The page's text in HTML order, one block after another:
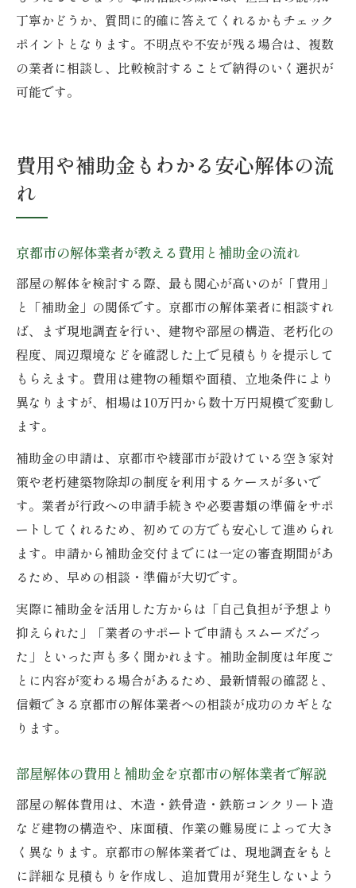
丁寧かどうか、質問に的確に答えてくれるかもチェック
ポイントとなります。不明点や不安が残る場合は、複数
の業者に相談し、比較検討することで納得のいく選択が
可能です。
費用や補助金もわかる安心解体の流
れ
京都市の解体業者が教える費用と補助金の流れ
部屋の解体を検討する際、最も関心が高いのが「費用」
と「補助金」の関係です。京都市の解体業者に相談すれ
ば、まず現地調査を行い、建物や部屋の構造、老朽化の
程度、周辺環境などを確認した上で見積もりを提示して
もらえます。費用は建物の種類や面積、立地条件により
異なりますが、相場は10万円から数十万円規模で変動し
ます。
補助金の申請は、京都市や綾部市が設けている空き家対
策や老朽建築物除却の制度を利用するケースが多いで
す。業者が行政への申請手続きや必要書類の準備をサポ
ートしてくれるため、初めての方でも安心して進められ
ます。申請から補助金交付までには一定の審査期間があ
るため、早めの相談・準備が大切です。
実際に補助金を活用した方からは「自己負担が予想より
抑えられた」「業者のサポートで申請もスムーズだっ
た」といった声も多く聞かれます。補助金制度は年度ご
とに内容が変わる場合があるため、最新情報の確認と、
信頼できる京都市の解体業者への相談が成功のカギとな
ります。
部屋解体の費用と補助金を京都市の解体業者で解説
部屋の解体費用は、木造・鉄骨造・鉄筋コンクリート造
など建物の構造や、床面積、作業の難易度によって大き
く異なります。京都市の解体業者では、現地調査をもと
に詳細な見積もりを作成し、追加費用が発生しないよう